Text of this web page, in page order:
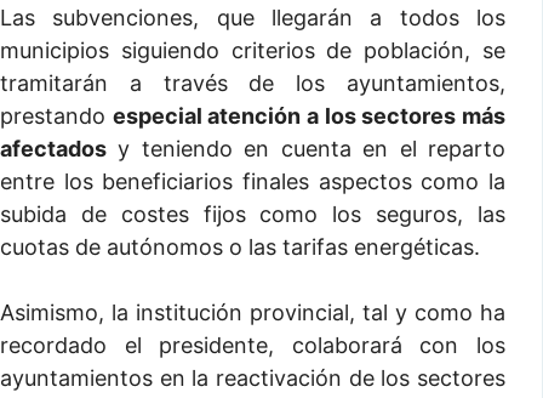
Las subvenciones, que llegarán a todos los
municipios siguiendo criterios de población, se
tramitarán a través de los ayuntamientos,
prestando especial atención a los sectores más
afectados y teniendo en cuenta en el reparto
entre los beneficiarios finales aspectos como la
subida de costes fijos como los seguros, las
cuotas de autónomos o las tarifas energéticas.
Asimismo, la institución provincial, tal y como ha
recordado el presidente, colaborará con los
ayuntamientos en la reactivación de los sectores